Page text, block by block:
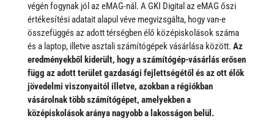
végén fogynak jól az eMAG-nál. A GKI Digital az eMAG őszi
értékesítési adatait alapul véve megvizsgálta, hogy van-e
összefüggés az adott térségben élő középiskolások száma
és a laptop, illetve asztali számítógépek vásárlása között. Az
eredményekből kiderült, hogy a számítógép-vásárlás erősen
függ az adott terület gazdasági fejlettségétől és az ott élők
jövedelmi viszonyaitól illetve, azokban a régiókban
vásárolnak több számítógépet, amelyekben a
középiskolások aránya nagyobb a lakosságon belül.